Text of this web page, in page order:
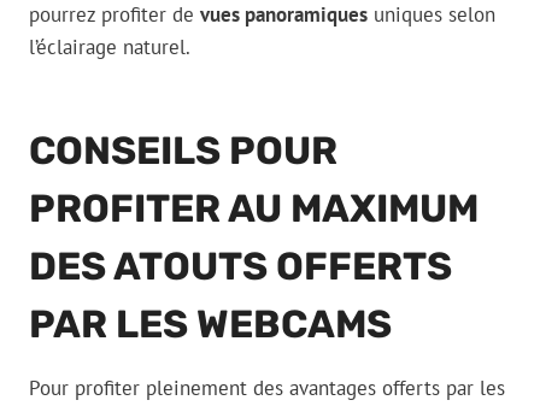
pourrez profiter de vues panoramiques uniques selon
l’éclairage naturel.
CONSEILS POUR
PROFITER AU MAXIMUM
DES ATOUTS OFFERTS
PAR LES WEBCAMS
Pour profiter pleinement des avantages offerts par les